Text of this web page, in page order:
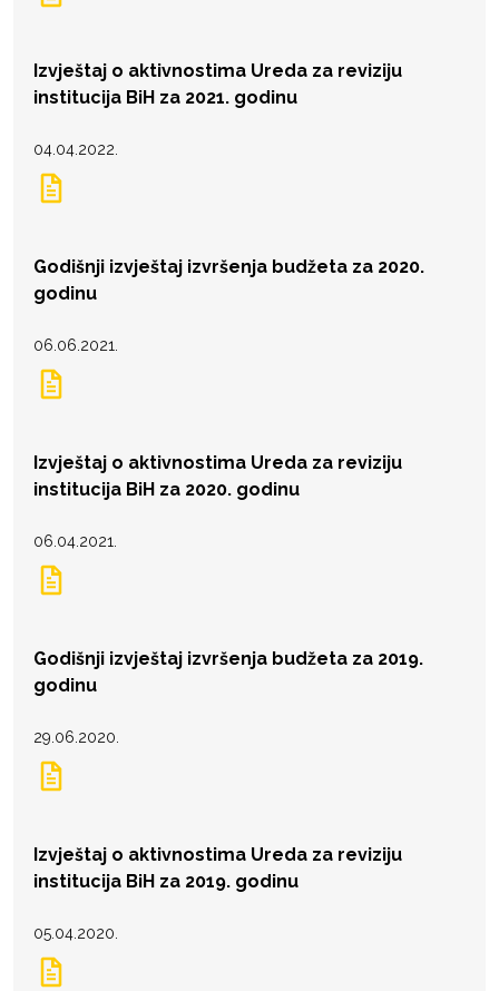
Izvještaj o aktivnostima Ureda za reviziju
institucija BiH za 2021. godinu
04.04.2022.
Godišnji izvještaj izvršenja budžeta za 2020.
godinu
06.06.2021.
Izvještaj o aktivnostima Ureda za reviziju
institucija BiH za 2020. godinu
06.04.2021.
Godišnji izvještaj izvršenja budžeta za 2019.
godinu
29.06.2020.
Izvještaj o aktivnostima Ureda za reviziju
institucija BiH za 2019. godinu
05.04.2020.